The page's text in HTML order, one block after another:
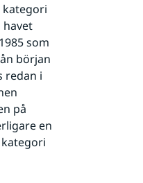
kategori
havet
som
början
redan i
på
en